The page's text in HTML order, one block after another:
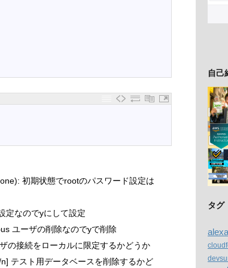
初期状態でrootのパスワード設定は
定なのでyにして設定
ユーザの削除なのでyで削除
の接続をローカルに限定するかどうか
テスト用データベースを削除するかど
自己
タグ
alexa